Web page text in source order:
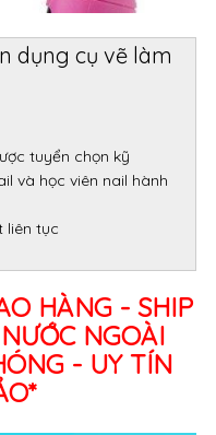
dụng cụ vẽ làm
tuyển chọn kỹ
và học viên nail hành
liên tục
HÀNG - SHIP
NGOÀI
- UY TÍN